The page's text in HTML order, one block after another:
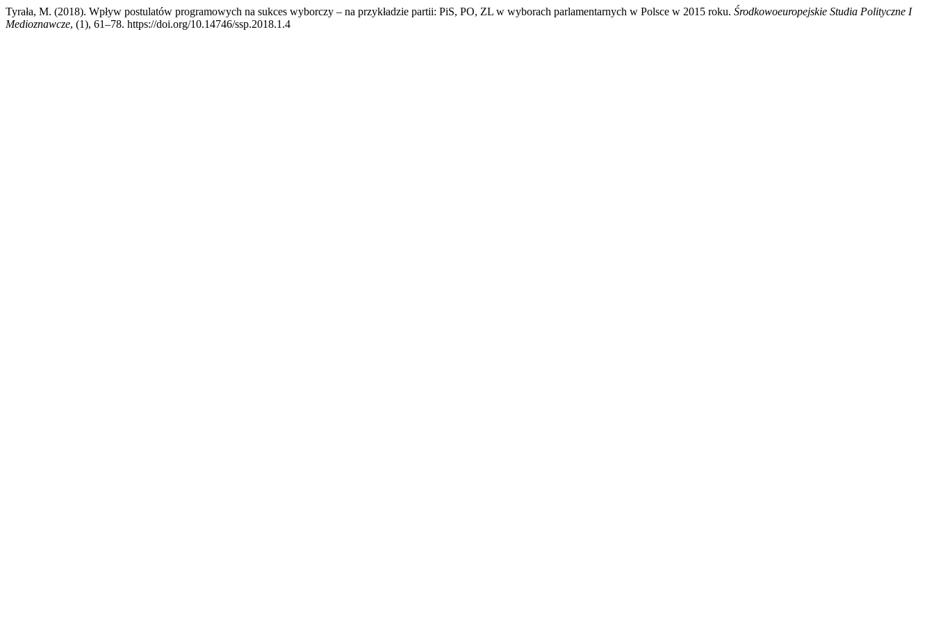
Tyrała, M. (2018). Wpływ postulatów programowych na sukces wyborczy – na przykładzie partii: PiS, PO, ZL w wyborach parlamentarnych w Polsce w 2015 roku. Środkowoeuropejskie Studia Polityczne I
Medioznawcze, (1), 61–78. https://doi.org/10.14746/ssp.2018.1.4